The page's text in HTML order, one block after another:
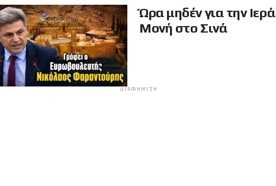
Ώρα μηδέν για την Ιερά
Μονή στο Σινά
ΔΙΑΦΉΜΙΣΗ